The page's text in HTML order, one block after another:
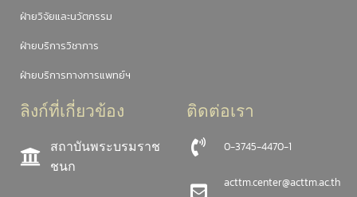
ฝ่ายวิจัยและนวัตกรรม
ฝ่ายบริการวิชาการ
ฝ่ายบริการทางการแพทย์ฯ
ลิงก์ที่เกี่ยวข้อง
สถาบันพระบรมราช
ชนก
ติดต่อเรา
0-3745-4470-1
acttm.center@acttm.ac.th